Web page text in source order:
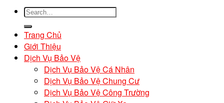
Trang Chủ
Giới Thiệu
Dịch Vụ Bảo Vệ
Dịch Vụ Bảo Vệ Cá Nhân
Dịch Vụ Bảo Vệ Chung Cư
Dịch Vụ Bảo Vệ Công Trường